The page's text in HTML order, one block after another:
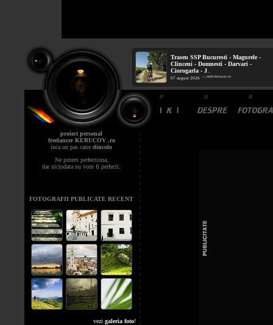
Traseu SSP Bucuresti - Magurele -
Clinceni - Domnesti - Darvari -
Ciorogarla - J...
07 august 2026 / via mtb.kerucov.ro
proiect personal
freelancer KERUCOV .ro
inca un pas catre dincolo
Ne putem perfectiona,
dar niciodata nu vom fi perfecti.
FOTOGRAFII PUBLICATE RECENT
vezi galeria foto!